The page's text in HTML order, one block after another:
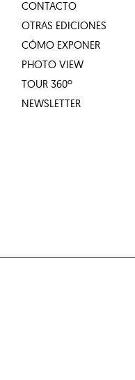
CONTACTO
OTRAS EDICIONES
CÓMO EXPONER
PHOTO VIEW
TOUR 360º
NEWSLETTER